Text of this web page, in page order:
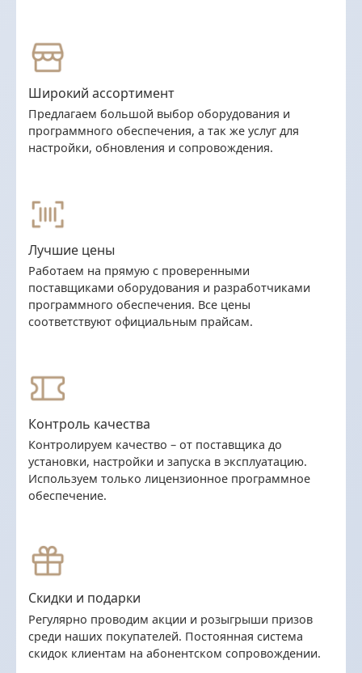
Широкий ассортимент
Предлагаем большой выбор оборудования и
программного обеспечения, а так же услуг для
настройки, обновления и сопровождения.
Лучшие цены
Работаем на прямую с проверенными
поставщиками оборудования и разработчиками
программного обеспечения. Все цены
соответствуют официальным прайсам.
Контроль качества
Контролируем качество – от поставщика до
установки, настройки и запуска в эксплуатацию.
Используем только лицензионное программное
обеспечение.
Скидки и подарки
Регулярно проводим акции и розыгрыши призов
среди наших покупателей. Постоянная система
скидок клиентам на абонентском сопровождении.